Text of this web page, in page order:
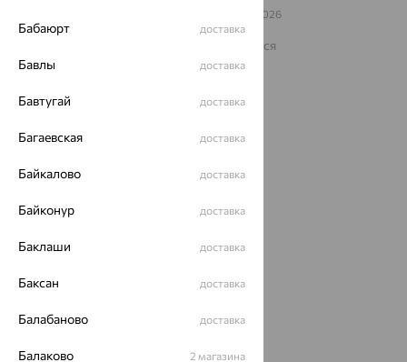
– 2026
Архив акций
Карта сайта
На информационном ресурсе применяются
рекомендательные технологии
Политика конфеденциальности
Бабаюрт доставка
Бавлы доставка
Бавтугай доставка
Багаевская доставка
Байкалово доставка
Байконур доставка
Баклаши доставка
Баксан доставка
Балабаново доставка
Балаково 2 магазина